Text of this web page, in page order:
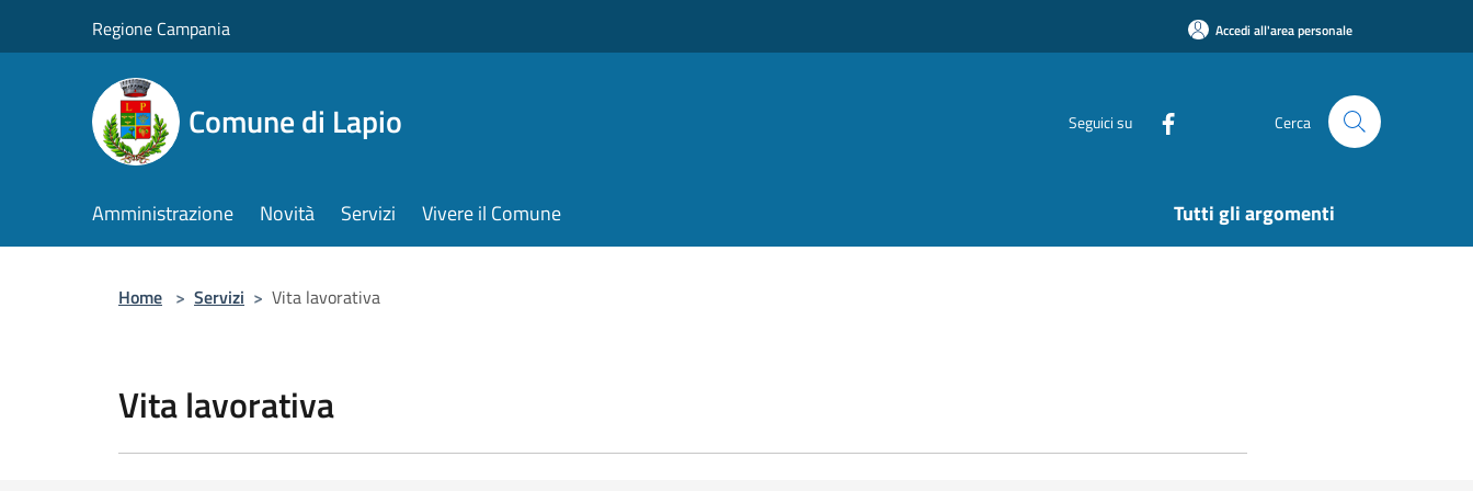
Regione Campania Accedi all'area personale
Comune di Lapio Seguici su Cerca
Amministrazione Novità Servizi Vivere il Comune Tutti gli argomenti
Home > Servizi > Vita lavorativa
Vita lavorativa